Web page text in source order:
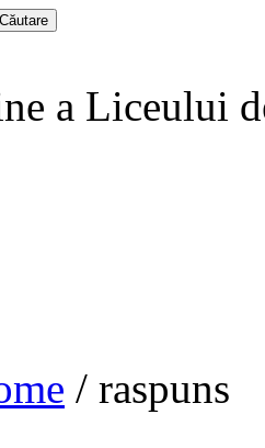
a Liceului
/ raspuns